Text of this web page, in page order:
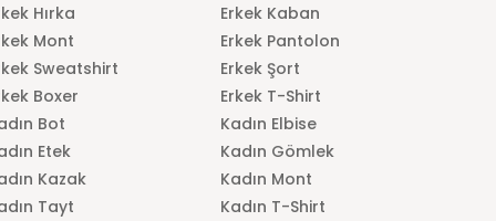
Hırka
Erkek Kaban
Mont
Erkek Pantolon
Sweatshirt
Erkek Şort
Boxer
Erkek T-Shirt
Bot
Kadın Elbise
Etek
Kadın Gömlek
Kazak
Kadın Mont
Tayt
Kadın T-Shirt